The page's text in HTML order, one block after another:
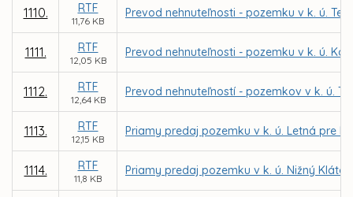
1110. RTF
11,76 KB
Prevod nehnuteľnosti - pozemku v k. ú.
1111. RTF
12,05 KB
Prevod nehnuteľnosti - pozemku v k. ú.
1112. RTF
12,64 KB
Prevod nehnuteľností - pozemkov v k. ú.
1113. RTF
12,15 KB
Priamy predaj pozemku v k. ú. Letná pre
1114. RTF
11,8 KB
Priamy predaj pozemku v k. ú. Nižný